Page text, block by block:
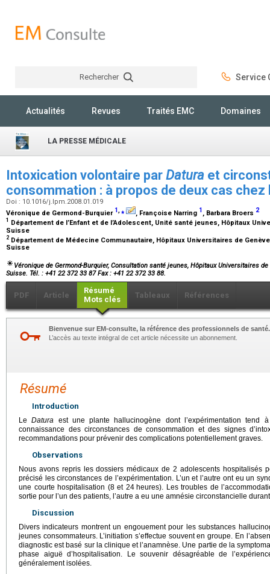
Rechercher Service
Actualités Revues Traités EMC Domaines
LA PRESSE MÉDICALE
Intoxication volontaire par Datura et
consommation : à propos de deux cas chez
Doi : 10.1016/j.lpm.2008.01.019
Véronique de Germond-Burquier 1,⁎ , Françoise Narring 1 , Barbara Broers 2
1 Département de l’Enfant et de l’Adolescent, Unité santé jeunes, Hôpitaux
Suisse
2 Département de Médecine Communautaire, Hôpitaux Universitaires de
Suisse
Véronique de Germond-Burquier, Consultation santé jeunes, Hôpitaux Universitaires de
Suisse. Tél. : +41 22 372 33 87 Fax : +41 22 372 33 88.
PDF Article
Résumé
Mots clés
Tableaux Références
Bienvenue sur EM-consulte, la référence des professionnels de santé.
L’accès au texte intégral de cet article nécessite un abonnement.
Résumé
Introduction
LeDatura est une plante hallucinogène dont l’expérimentation tend
connaissance des circonstances de consommation et des signes
recommandations pour prévenir des complications potentiellement graves.
Observations
Nous avons repris les dossiers médicaux de 2 adolescents hospitalisés
précisé les circonstances de l’expérimentation. L’un et l’autre ont eu un
une courte hospitalisation (8 et 24 heures). Les troubles de
sortie pour l’un des patients, l’autre a eu une amnésie circonstancielle
Discussion
Divers indicateurs montrent un engouement pour les substances
jeunes consommateurs. L’initiation s’effectue souvent en groupe. En
diagnostic est basé sur la clinique et l’anamnèse. Une partie de la
phase aiguë d’hospitalisation. Le souvenir désagréable de
généralement isolées.